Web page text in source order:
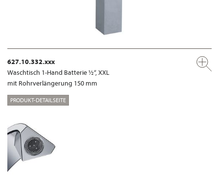
627.10.332.xxx
Waschtisch 1-Hand Batterie ½“, XXL
mit Rohrverlängerung 150 mm
PRODUKT-DETAILSEITE